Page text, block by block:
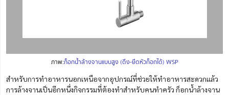
ภาพ:ก็อกน้ำล้างจานแบบสูง (ดึง-ยืดหัวก็อกได้) WSP
สำหรับการทำอาหารนอกเหนือจากอุปกรณ์ที่ช่วยให้ทำอาหารสะดวกแล้ว
การล้างจานเป็นอีกหนึ่งกิจกรรมที่ต้องทำสำหรับคนทำครัว ก็อกน้ำล้างจาน